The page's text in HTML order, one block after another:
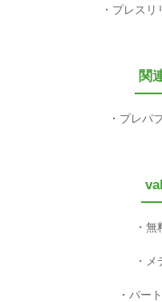
プレスリ
関
プレパ
無
メ
パー